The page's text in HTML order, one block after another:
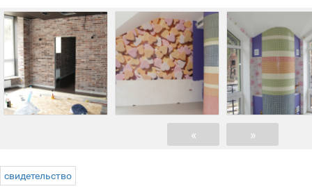
« »
свидетельство